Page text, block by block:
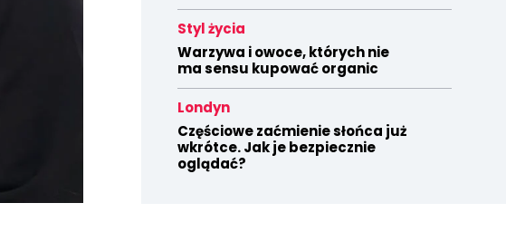
Styl życia
Warzywa i owoce, których nie
ma sensu kupować organic
Londyn
Częściowe zaćmienie słońca już
wkrótce. Jak je bezpiecznie
oglądać?